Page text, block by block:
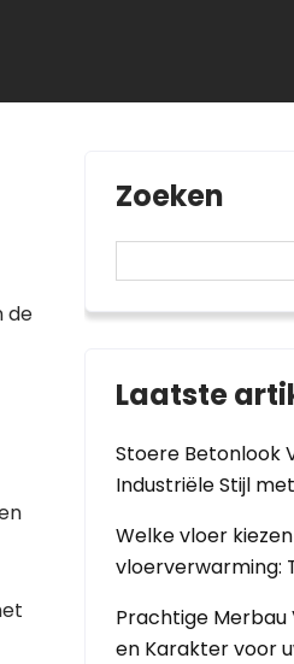
de
Zoeken
Laatste
Stoere Betonlook
Industriële Stijl
Welke vloer
vloerverwarming:
Prachtige
en Karakter voor